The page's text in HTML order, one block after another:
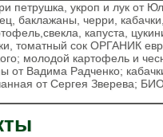
петрушка, укроп и лук от
баклажаны, черри,
капуста,
томатный сок ОРГАНИК
молодой картофель и
Вадима Радченко;
от Сергея Зверева;